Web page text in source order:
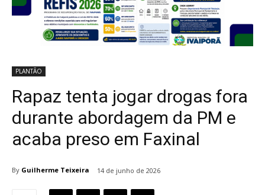
PLANTÃO
Rapaz tenta jogar drogas fora
durante abordagem da PM e
acaba preso em Faxinal
By Guilherme Teixeira 14 de junho de 2026